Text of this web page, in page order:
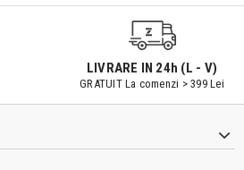
LIVRARE IN 24h (L - V)
GRATUIT La comenzi > 399 Lei